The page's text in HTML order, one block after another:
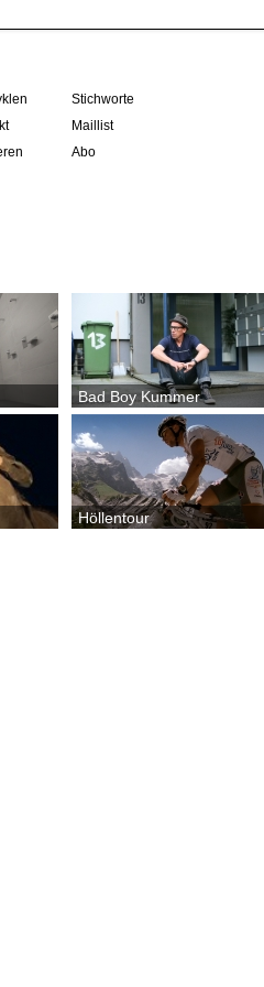
Stichworte
Maillist
Abo
Bad Boy Kummer
Höllentour